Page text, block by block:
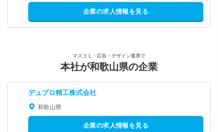
企業の求人情報を見る
マスコミ・広告・デザイン業界で
本社が和歌山県の企業
デュプロ精工株式会社
和歌山県
企業の求人情報を見る